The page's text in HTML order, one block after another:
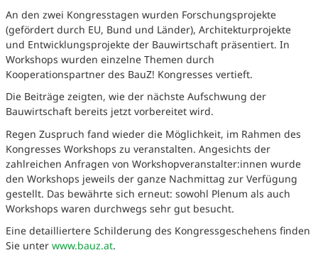
An den zwei Kongresstagen wurden Forschungsprojekte
(gefördert durch EU, Bund und Länder), Architekturprojekte
und Entwicklungsprojekte der Bauwirtschaft präsentiert. In
Workshops wurden einzelne Themen durch
Kooperationspartner des BauZ! Kongresses vertieft.
Die Beiträge zeigten, wie der nächste Aufschwung der
Bauwirtschaft bereits jetzt vorbereitet wird.
Regen Zuspruch fand wieder die Möglichkeit, im Rahmen des
Kongresses Workshops zu veranstalten. Angesichts der
zahlreichen Anfragen von Workshopveranstalter:innen wurde
den Workshops jeweils der ganze Nachmittag zur Verfügung
gestellt. Das bewährte sich erneut: sowohl Plenum als auch
Workshops waren durchwegs sehr gut besucht.
Eine detailliertere Schilderung des Kongressgeschehens finden
Sie unter www.bauz.at.